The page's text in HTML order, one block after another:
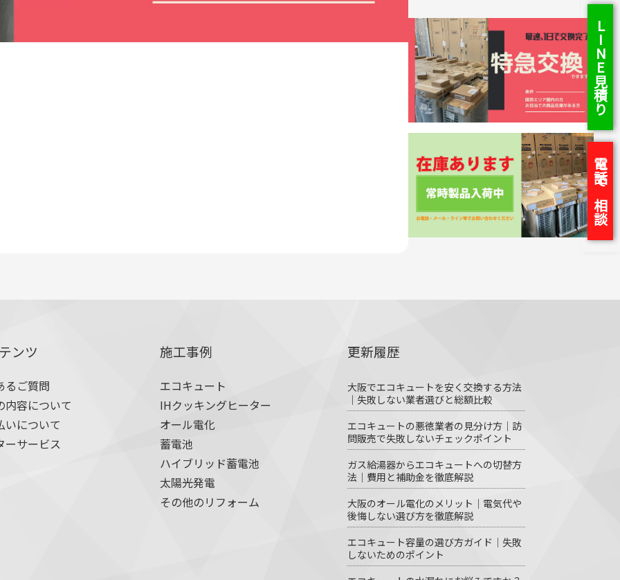
ンツ
るご質問
内容について
いについて
ーサービス
施工事例
エコキュート
IHクッキングヒーター
オール電化
蓄電池
ハイブリッド蓄電池
太陽光発電
その他のリフォーム
更新履歴
大阪でエコキュートを安く交換する方法
｜失敗しない業者選びと総額比較
エコキュートの悪徳業者の見分け方｜訪
問販売で失敗しないチェックポイント
ガス給湯器からエコキュートへの切替方
法｜費用と補助金を徹底解説
大阪のオール電化のメリット｜電気代や
後悔しない選び方を徹底解説
エコキュート容量の選び方ガイド｜失敗
しないためのポイント
LINE見積り
電話で相談